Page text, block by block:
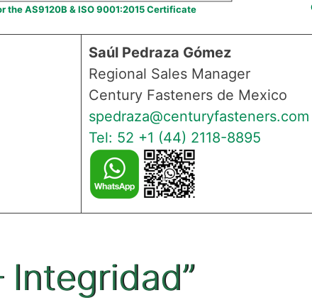
the AS9120B & ISO 9001:2015 Certificate
Saúl Pedraza Gómez
Regional Sales Manager
Century Fasteners de Mexico
spedraza@centuryfasteners.com
Tel: 52 +1 (44) 2118-8895
Integridad”